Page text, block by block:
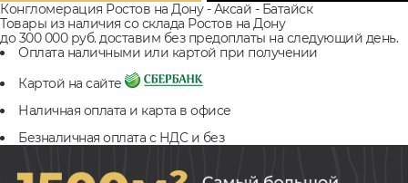
Конгломерация Ростов на Дону - Аксай - Батайск
Товары из наличия со склада Ростов на Дону
до 300 000 руб. доставим без предоплаты на следующий день.
Оплата наличными или картой при получении
Картой на сайте
Наличная оплата и карта в офисе
Безналичная оплата с НДС и без